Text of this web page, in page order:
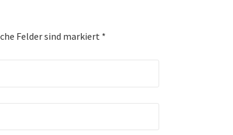
Felder sind markiert *